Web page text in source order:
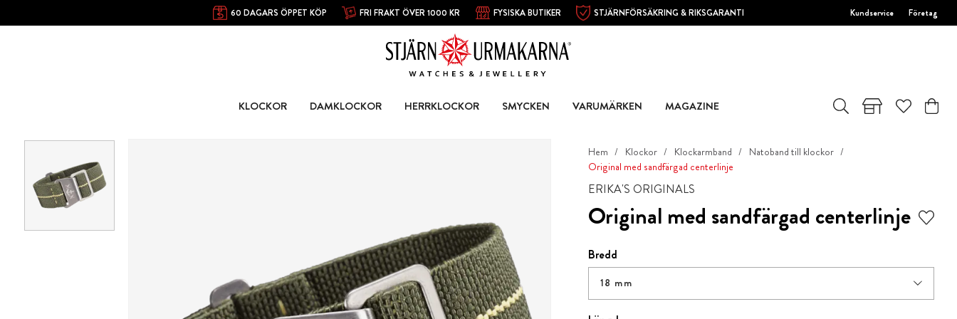
60 DAGARS ÖPPET KÖP FRI FRAKT ÖVER 1000 KR FYSISKA BUTIKER STJÄRNFÖRSÄKRING & RIKSGARANTI Kundservice Företag
KLOCKOR DAMKLOCKOR HERRKLOCKOR SMYCKEN VARUMÄRKEN MAGAZINE
Hem Klockor Klockarmband
Natoband till klockor
Original med sandfärgad centerlinje
ERIKA'S ORIGINALS
Original med sandfärgad centerlinje
Bredd
18 mm